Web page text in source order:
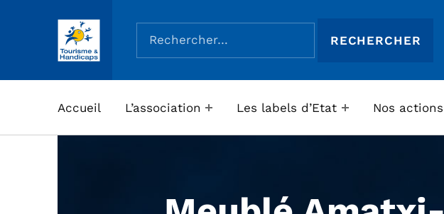
ASSOCIATION TOURISME ET HANDICAPS
Rechercher :
Accueil L’association Les labels d’Etat Nos actions